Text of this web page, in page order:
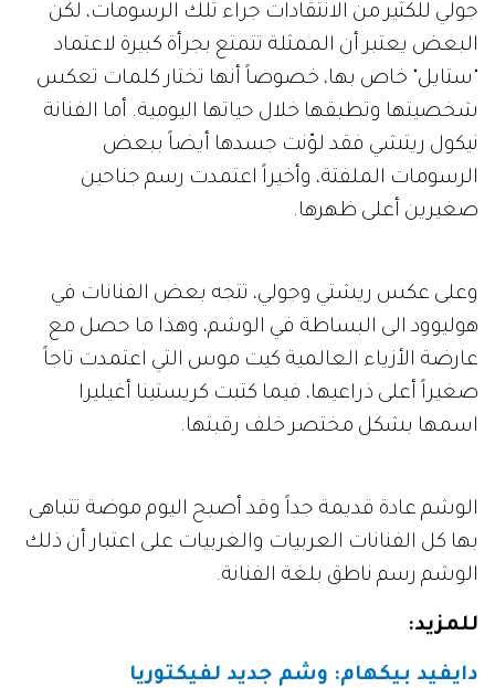
جولي للكثير من الانتقادات جراء تلك الرسومات، لكن
البعض يعتبر أن الممثلة تتمتع بجرأة كبيرة لاعتماد
"ستايل" خاص بها، خصوصاً أنها تختار كلمات تعكس
شخصيتها وتطبقها خلال حياتها اليومية. أما الفنانة
نيكول ريتشي فقد لوّنت جسدها أيضاً ببعض
الرسومات الملفتة، وأخيراً اعتمدت رسم جناحين
صغيرين أعلى ظهرها.
وعلى عكس ريشتي وجولي، تتجه بعض الفنانات في
هوليوود الى البساطة في الوشم، وهذا ما حصل مع
عارضة الأزياء العالمية كيت موس التي اعتمدت تاجاً
صغيراً أعلى ذراعيها، فيما كتبت كريستينا أغيليرا
اسمها بشكل مختصر خلف رقبتها.
الوشم عادة قديمة جداً وقد أصبح اليوم موضة تتباهى
بها كل الفنانات العربيات والغربيات على اعتبار أن ذلك
الوشم رسم ناطق بلغة الفنانة.
للمزيد:
دايفيد بيكهام: وشم جديد لفيكتوريا